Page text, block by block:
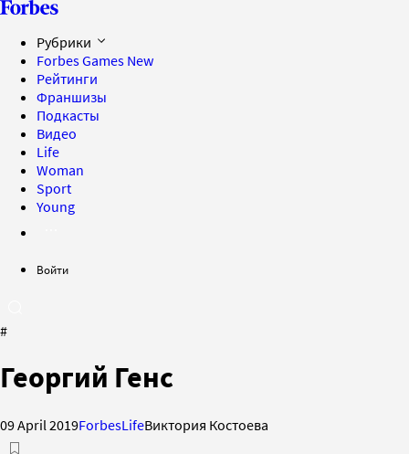
Рубрики
Forbes Games New
Рейтинги
Франшизы
Подкасты
Видео
Life
Woman
Sport
Young
Войти
#
Георгий Генс
09 April 2019ForbesLifeВиктория Костоева